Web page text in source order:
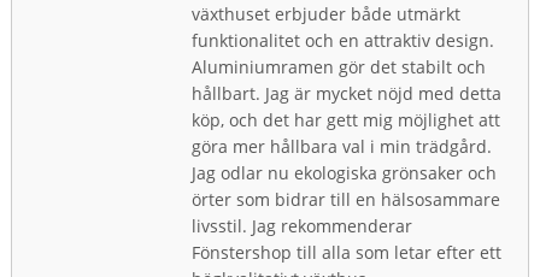
växthuset erbjuder både utmärkt
funktionalitet och en attraktiv design.
Aluminiumramen gör det stabilt och
hållbart. Jag är mycket nöjd med detta
köp, och det har gett mig möjlighet att
göra mer hållbara val i min trädgård.
Jag odlar nu ekologiska grönsaker och
örter som bidrar till en hälsosammare
livsstil. Jag rekommenderar
Fönstershop till alla som letar efter ett